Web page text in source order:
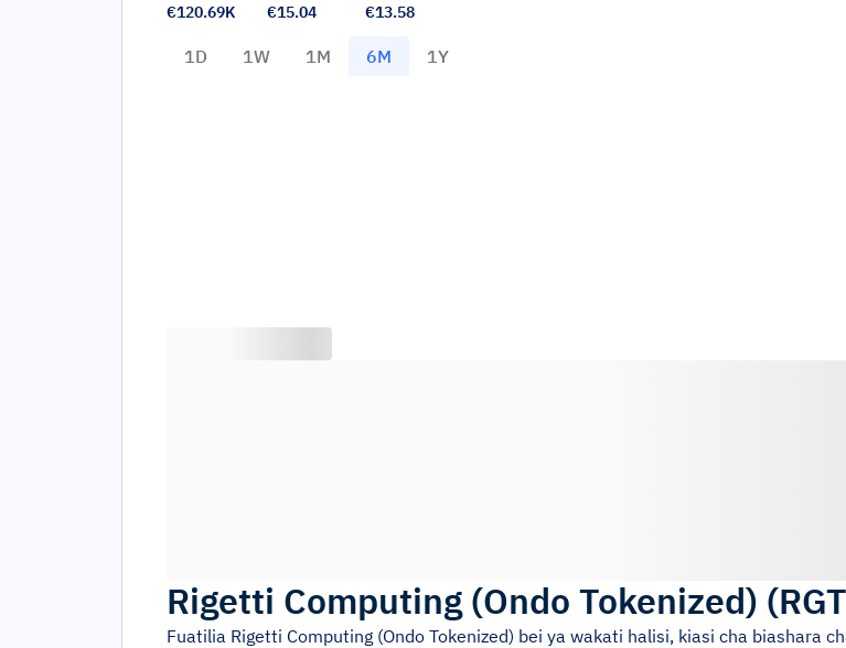
€120.69K €15.04 €13.58
1D 1W 1M 6M 1Y
Rigetti Computing (Ondo Tokenized) (
Fuatilia Rigetti Computing (Ondo Tokenized) bei ya wakati halisi, kiasi cha biashara